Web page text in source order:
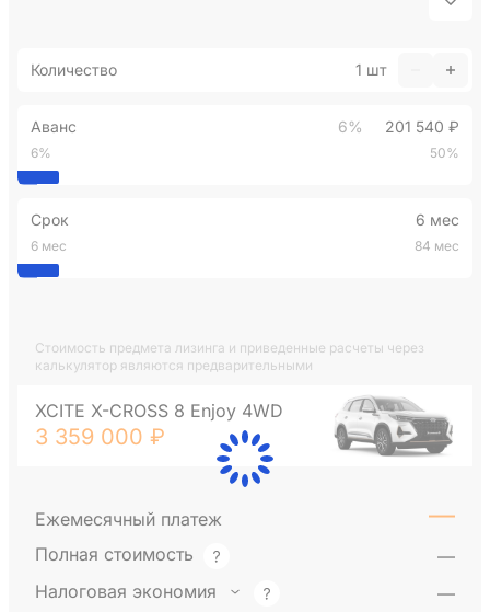
Количество 1 шт
Аванс 6% 201 540 ₽
6% 50%
Срок 6 мес
6 мес 84 мес
Стоимость предмета лизинга и приведенные расчеты через
калькулятор являются предварительными
XCITE X-CROSS 8 Enjoy 4WD
3 359 000 ₽
Ежемесячный платеж —
Полная стоимость
—
Налоговая экономия
—